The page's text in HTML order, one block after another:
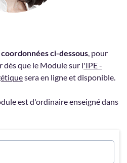
ci-dessous, pour
dès que le Module sur l'IPE -
sera en ligne et disponible.
est d'ordinaire enseigné dans